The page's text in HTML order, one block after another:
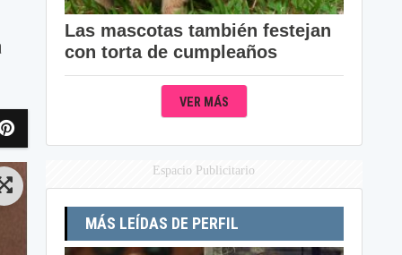
Las mascotas también festejan
con torta de cumpleaños
VER MÁS
Espacio Publicitario
MÁS LEÍDAS DE PERFIL